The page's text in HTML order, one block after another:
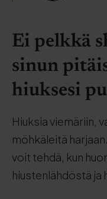
Ei pelkkä
sinun
hiuksesi
Hiuksia viemäriin,
möhkäleitä
voit tehdä, kun
hiustenlähdöstä ja